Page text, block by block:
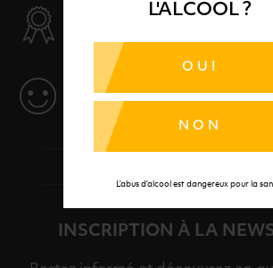
L'ALCOOL ?
OUI
NON
L’abus d’alcool est dangereux pour la
SÉLECTION & QUALITÉ
Des produits sélectionnés
SERVICE
Des solutions adaptées à
INSCRIPTION À LA